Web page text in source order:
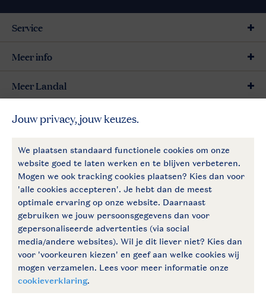
Follow Us
facebookinstagram
Vakantietips & inspiratie?
Service
Meer info
Meer Landal
Betaalmogelijkheden